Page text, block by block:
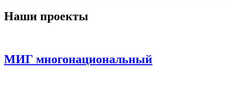
Наши проекты
МИГ многонациональный